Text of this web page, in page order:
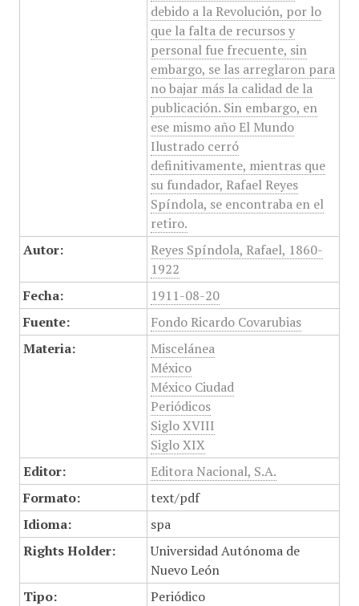
debido a la Revolución, por lo
que la falta de recursos y
personal fue frecuente, sin
embargo, se las arreglaron para
no bajar más la calidad de la
publicación. Sin embargo, en
ese mismo año El Mundo
Ilustrado cerró
definitivamente, mientras que
su fundador, Rafael Reyes
Spíndola, se encontraba en el
retiro.
Autor:
Reyes Spíndola, Rafael, 1860-
1922
Fecha:
1911-08-20
Fuente:
Fondo Ricardo Covarubias
Materia:
Miscelánea
México
México Ciudad
Periódicos
Siglo XVIII
Siglo XIX
Editor:
Editora Nacional, S.A.
Formato:
text/pdf
Idioma:
spa
Rights Holder:
Universidad Autónoma de
Nuevo León
Tipo:
Periódico